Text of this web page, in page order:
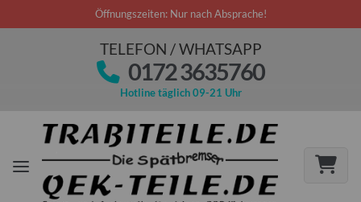
Öffnungszeiten: Nur nach Absprache!
TELEFON / WHATSAPP
0172 3635760
Hotline täglich 09-21 Uhr